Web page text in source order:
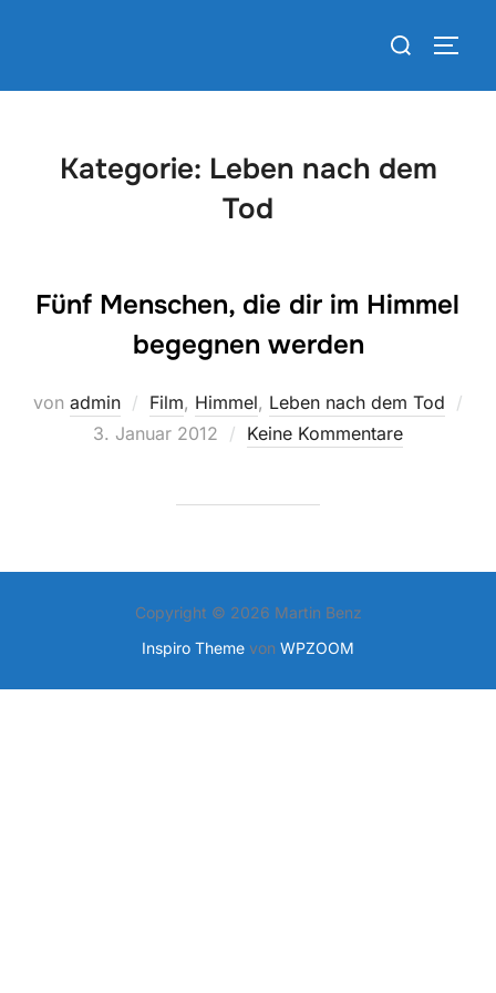
Suchen
Kategorie: Leben nach dem
Tod
Fünf Menschen, die dir im Himmel
begegnen werden
von admin Film, Himmel, Leben nach dem Tod
Veröffentlicht
3. Januar 2012 Keine Kommentare
Copyright © 2026 Martin Benz
Inspiro Theme von WPZOOM